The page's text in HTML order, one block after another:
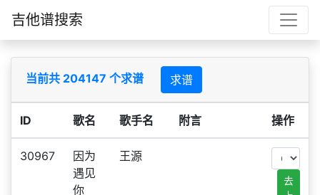
吉他谱搜索
当前共 204147 个求谱 求谱
ID 歌名 歌手名 附言 操作
30967
因为
遇见
你
王源
去